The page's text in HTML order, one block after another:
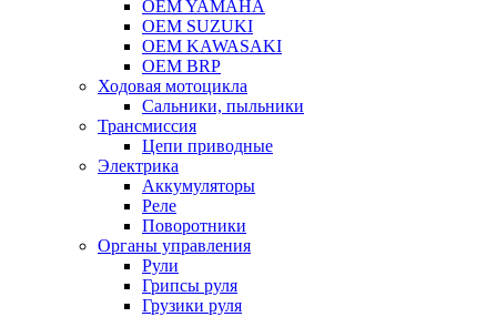
OEM YAMAHA
OEM SUZUKI
OEM KAWASAKI
OEM BRP
Ходовая мотоцикла
Сальники, пыльники
Трансмиссия
Цепи приводные
Электрика
Аккумуляторы
Реле
Поворотники
Органы управления
Рули
Грипсы руля
Грузики руля